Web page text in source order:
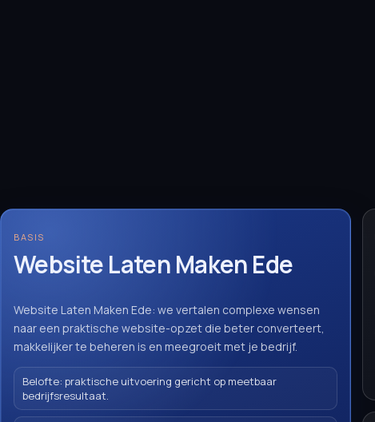
BASIS
Website Laten Maken Ede
Website Laten Maken Ede: we vertalen complexe wensen
naar een praktische website-opzet die beter converteert,
makkelijker te beheren is en meegroeit met je bedrijf.
Belofte: praktische uitvoering gericht op meetbaar
bedrijfsresultaat.